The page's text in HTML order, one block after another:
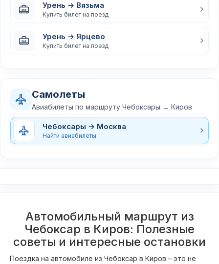
Урень → Вязьма
Купить билет на поезд
Урень → Ярцево
Купить билет на поезд
Самолеты
Авиабилеты по маршруту Чебоксары → Киров
Чебоксары → Москва
Найти авиабилеты
Автомобильный маршрут из
Чебоксар в Киров: Полезные
советы и интересные остановки
Поездка на автомобиле из Чебоксар в Киров – это не